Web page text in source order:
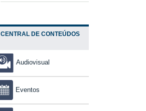
CENTRAL DE CONTEÚDOS
Audiovisual
Eventos